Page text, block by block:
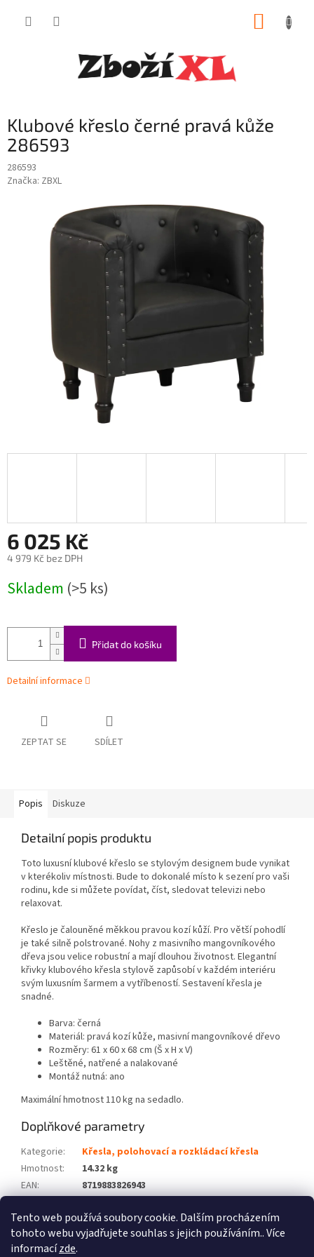
Tento web používá soubory cookie. Dalším procházením
tohoto webu vyjadřujete souhlas s jejich používáním.. Více
informacízde.
Klubové křeslo černé pravá kůže
286593
286593
Značka: ZBXL
6 025 Kč
4 979 Kč bez DPH
cena:
Skladem (>5 ks)
Přidat do košíku
Detailní informace
ZEPTAT SE SDÍLET
Popis Diskuze
Detailní popis produktu
Toto luxusní klubové křeslo se stylovým designem bude vynikat
v kterékoliv místnosti. Bude to dokonalé místo k sezení pro vaši
rodinu, kde si můžete povídat, číst, sledovat televizi nebo
relaxovat.
Křeslo je čalouněné měkkou pravou kozí kůží. Pro větší pohodlí
je také silně polstrované. Nohy z masivního mangovníkového
dřeva jsou velice robustní a mají dlouhou životnost. Elegantní
křivky klubového křesla stylově zapůsobí v každém interiéru
svým luxusním šarmem a vytříbeností. Sestavení křesla je
snadné.
Barva: černá
Materiál: pravá kozí kůže, masivní mangovníkové dřevo
Rozměry: 61 x 60 x 68 cm (Š x H x V)
Leštěné, natřené a nalakované
Montáž nutná: ano
Maximální hmotnost 110 kg na sedadlo.
Doplňkové parametry
Kategorie:
Křesla, polohovací a rozkládací křesla
Hmotnost:
14.32 kg
EAN:
8719883826943
Počet balíků: 1